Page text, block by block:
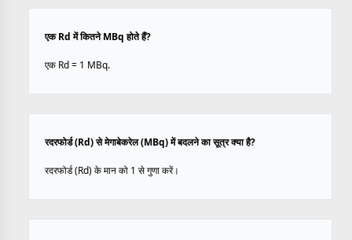
एक Rd में कितने MBq होते हैं?
एक Rd = 1 MBq.
रदरफोर्ड (Rd) से मेगाबेकरेल (MBq) में बदलने का सूत्र क्या है?
रदरफोर्ड (Rd) के मान को 1 से गुणा करें।